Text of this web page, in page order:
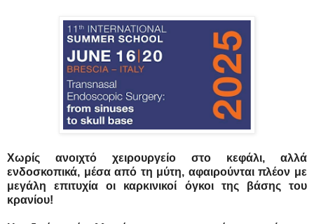
Χωρίς ανοιχτό χειρουργείο στο κεφάλι, αλλά
ενδοσκοπικά, μέσα από τη μύτη, αφαιρούνται πλέον με
μεγάλη επιτυχία οι καρκινικοί όγκοι της βάσης του
κρανίου!